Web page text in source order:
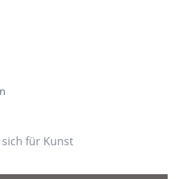
für Kunst